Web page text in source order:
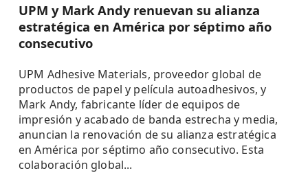
UPM y Mark Andy renuevan su alianza
estratégica en América por séptimo año
consecutivo
UPM Adhesive Materials, proveedor global de
productos de papel y película autoadhesivos, y
Mark Andy, fabricante líder de equipos de
impresión y acabado de banda estrecha y media,
anuncian la renovación de su alianza estratégica
en América por séptimo año consecutivo. Esta
colaboración global...